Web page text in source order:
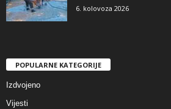
6. kolovoza 2026
POPULARNE KATEGORIJE
Izdvojeno
Vijesti